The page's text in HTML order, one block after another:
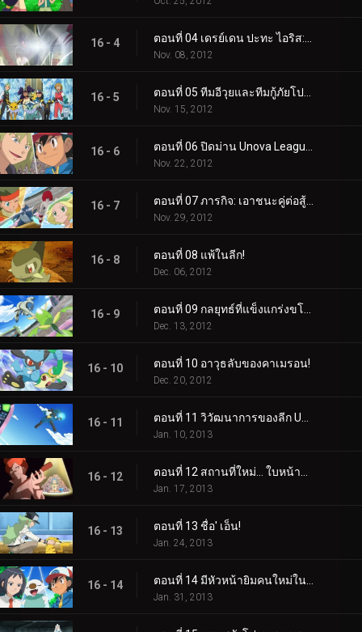
16 - 4
Nov. 08, 2012
16 - 5
Nov. 15, 2012
16 - 6
Nov. 22, 2012
16 - 7
Nov. 29, 2012
16 - 8 ตอนที่ 08 แพ้ในลีก!
Dec. 06, 2012
16 - 9
Dec. 13, 2012
16 - 10 ตอนที่ 10 อาวุธลับของคาเมรอน!
Dec. 20, 2012
16 - 11
Jan. 10, 2013
16 - 12
Jan. 17, 2013
16 - 13 ตอนที่ 13 ชื่อ' เอ็น!
Jan. 24, 2013
16 - 14
Jan. 31, 2013